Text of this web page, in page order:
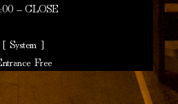
– CLOSE
[ System ]
Free